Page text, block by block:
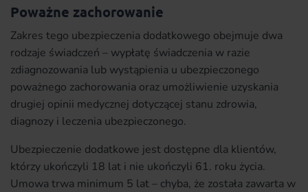
Poważne zachorowanie
Zakres tego ubezpieczenia dodatkowego obejmuje dwa
rodzaje świadczeń – wypłatę świadczenia w razie
zdiagnozowania lub wystąpienia u ubezpieczonego
poważnego zachorowania oraz umożliwienie uzyskania
drugiej opinii medycznej dotyczącej stanu zdrowia,
diagnozy i leczenia ubezpieczonego.
Ubezpieczenie dodatkowe jest dostępne dla klientów,
którzy ukończyli 18 lat i nie ukończyli 61. roku życia.
Umowa trwa minimum 5 lat – chyba, że została zawarta w